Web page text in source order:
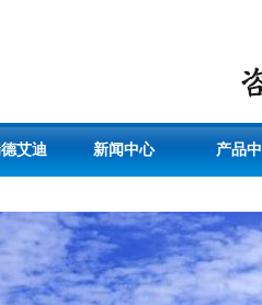
艾迪 新闻中心 产品